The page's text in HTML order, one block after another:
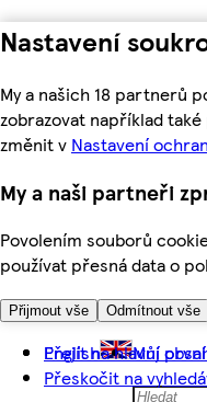
Nastavení
My a našich 18 partnerů
zobrazovat například
změnit v Nastavení
My a naši partneři
Povolením souborů
používat přesná data o
Přijmout vše Odmítnout vše
Přejít na hlavní
Přeskočit na
English Můj